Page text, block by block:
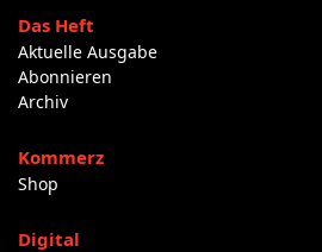
Das Heft
Aktuelle Ausgabe
Abonnieren
Archiv
Kommerz
Shop
Digital